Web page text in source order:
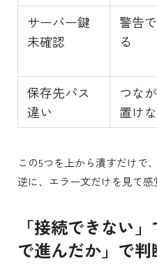
サーバー鍵
未確認
警告
る
保存先パス
違い
つな
置け
この5つを上から潰すだけで
逆に、エラー文だけを見て感
「接続できない
で進んだか」で